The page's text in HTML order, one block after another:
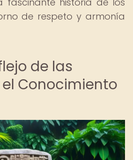
de respeto y armonía
de las
Conocimiento